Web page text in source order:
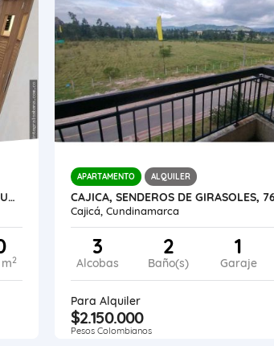
CAJICA, EL MOLINO, 50 M2, 2 ALCOBAS Y ESTUDIO CERRADO, ENCORTINADO
2
APARTAMENTO ALQUILER
Cajicá, Cundinamarca
3
Alcobas
2
Baño(s)
1
Garaje
Para Alquiler
$2.150.000
Pesos Colombianos